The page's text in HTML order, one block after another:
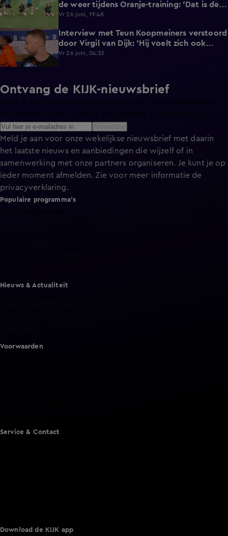
de weer tijdens Oranje-training: 'Dat is de
tweede keer!'
Vr 26 juni, 19:48
2:43
Interview met Teun Koopmeiners verstoord
door Virgil van Dijk: 'Hij voelt zich ook
lekker!'
Vr 26 juni, 04:33
Ontvang de KIJK-nieuwsbrief
Meld je aan voor onze wekelijkse nieuwsbrief met daarin
het laatste nieuws en aanbiedingen die wijzelf of in
samenwerking met onze partners organiseren. Je kunt je op
ieder moment afmelden. Zie voor meer informatie de
privacyverklaring.
Populaire programma's
Nieuws & Actualiteit
Voorwaarden
Service & Contact
Download de KIJK app